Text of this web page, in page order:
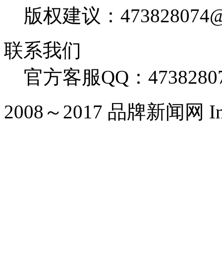
版权建议：
联系我们
官方客服QQ：
2008～2017 品牌新闻网